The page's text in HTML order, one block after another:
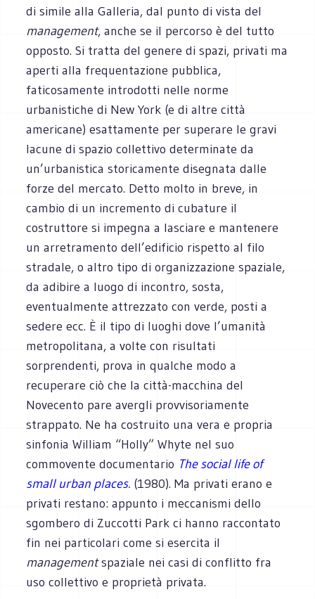
di simile alla Galleria, dal punto di vista del
management, anche se il percorso è del tutto
opposto. Si tratta del genere di spazi, privati ma
aperti alla frequentazione pubblica,
faticosamente introdotti nelle norme
urbanistiche di New York (e di altre città
americane) esattamente per superare le gravi
lacune di spazio collettivo determinate da
un’urbanistica storicamente disegnata dalle
forze del mercato. Detto molto in breve, in
cambio di un incremento di cubature il
costruttore si impegna a lasciare e mantenere
un arretramento dell’edificio rispetto al filo
stradale, o altro tipo di organizzazione spaziale,
da adibire a luogo di incontro, sosta,
eventualmente attrezzato con verde, posti a
sedere ecc. È il tipo di luoghi dove l’umanità
metropolitana, a volte con risultati
sorprendenti, prova in qualche modo a
recuperare ciò che la città-macchina del
Novecento pare avergli provvisoriamente
strappato. Ne ha costruito una vera e propria
sinfonia William “Holly” Whyte nel suo
commovente documentario The social life of
small urban places. (1980). Ma privati erano e
privati restano: appunto i meccanismi dello
sgombero di Zuccotti Park ci hanno raccontato
fin nei particolari come si esercita il
managementspaziale nei casi di conflitto fra
uso collettivo e proprietà privata.